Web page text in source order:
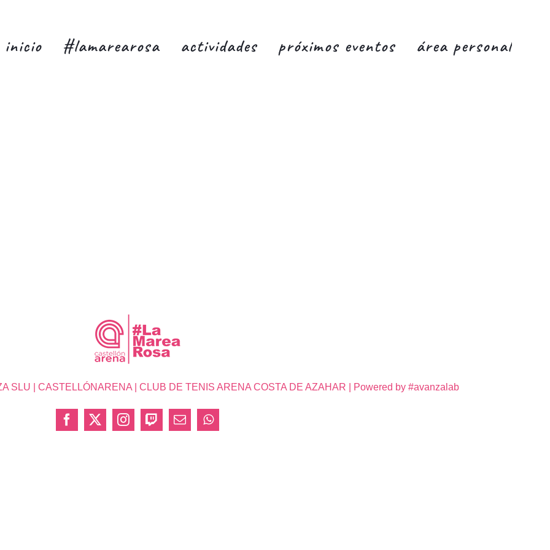
inicio #lamarearosa actividades próximos eventos área personal
| CASTELLÓNARENA | CLUB DE TENIS ARENA COSTA DE AZAHAR | Powered by #avanzalab
Facebook
X InstagramTwitchCorreoWhatsApp